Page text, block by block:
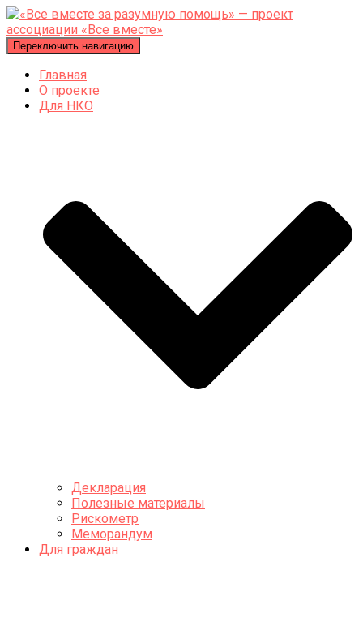
Переключить навигацию
Главная
О проекте
Для НКО
Декларация
Полезные материалы
Рискометр
Меморандум
Для граждан